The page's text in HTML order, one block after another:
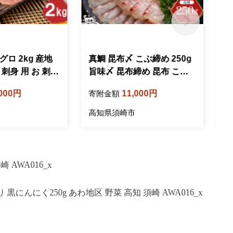
ロ 2kg 産地
身 用 お 刺し
丼 惣菜 おか
ふるさと納税
円
真鯛 昆布〆 こぶ締め 250g
旨味〆 昆布締め 昆布 こぶ
空パック お手軽 冷凍 刺身
お刺身 お刺し身 刺し身 海
寄附金額 11,000円
高知県須崎市
AWA016_x
黒にんにく250g あわ地区 野菜 高知 須崎 AWA016_x